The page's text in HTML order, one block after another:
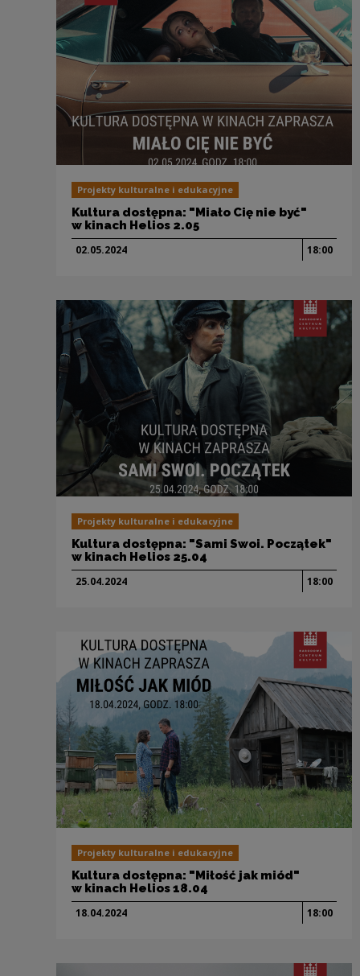
Projekty kulturalne i edukacyjne
Kultura dostępna: "Miało Cię nie być"
w kinach Helios 2.05
02.05.2024 18:00
Projekty kulturalne i edukacyjne
Kultura dostępna: "Sami Swoi. Początek"
w kinach Helios 25.04
25.04.2024 18:00
Projekty kulturalne i edukacyjne
Kultura dostępna: "Miłość jak miód"
w kinach Helios 18.04
18.04.2024 18:00